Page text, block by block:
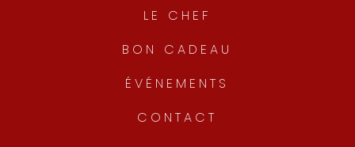
LE CHEF
BON CADEAU
ÉVÉNEMENTS
CONTACT